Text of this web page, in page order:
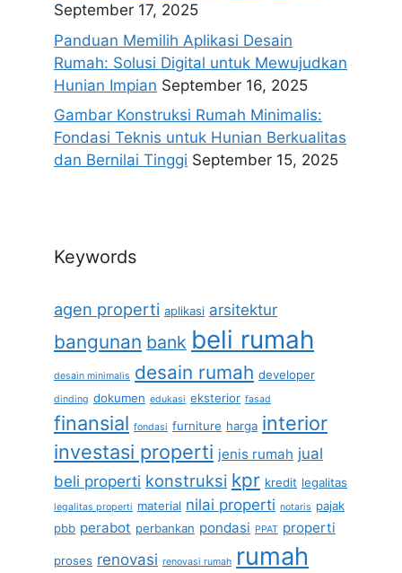
September 17, 2025
Panduan Memilih Aplikasi Desain
Rumah: Solusi Digital untuk Mewujudkan
Hunian Impian September 16, 2025
Gambar Konstruksi Rumah Minimalis:
Fondasi Teknis untuk Hunian Berkualitas
dan Bernilai Tinggi September 15, 2025
Keywords
agen properti aplikasi arsitektur
bangunan bank beli rumah
desain minimalis desain rumah developer
dinding dokumen edukasi eksterior fasad
finansial fondasi furniture harga interior
investasi properti jenis rumah jual
beli properti konstruksi kpr kredit legalitas
legalitas properti material nilai properti notaris pajak
pbb perabot perbankan pondasi PPAT properti
proses renovasi renovasi rumah rumah